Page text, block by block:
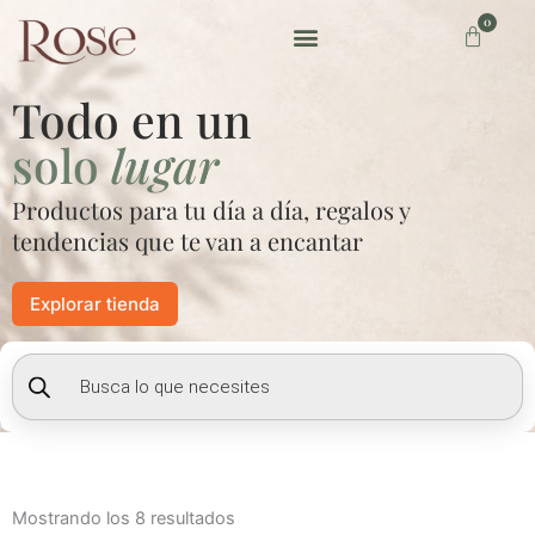
contenido
0
Carrito
Todo en un
sololugar
Productos para tu día a día, regalos y
tendencias que te van a encantar
Explorar tienda
Búsqueda
de
productos
Mostrando los 8 resultados